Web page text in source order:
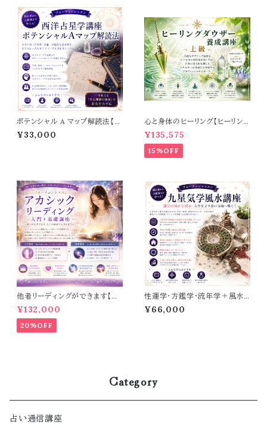
ポテンシャル A マップ解読法【西
洋占星学講座】基本編
¥33,000
心と身体のヒーリング【ヒーリング
ダウザー養成コース】
¥135,575
15%OFF
他者リーディングができます【ア
カシックリーディング入門＋基礎
講座】DVD3枚プレゼント中！
¥132,000
20%OFF
性運学・方鑑学・流年学＋風水
【中級レベルまで学べる！九星
気学風水講座】
¥66,000
Category
占い通信講座